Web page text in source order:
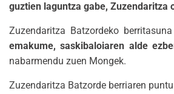
guztien laguntza gabe, Zuzendaritza
Zuzendaritza Batzordeko berritasuna
emakume, saskibaloiaren alde
nabarmendu zuen Mongek.
Zuzendaritza Batzorde berriaren